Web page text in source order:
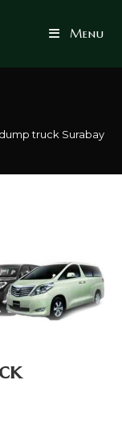
Menu
truck Surabaya